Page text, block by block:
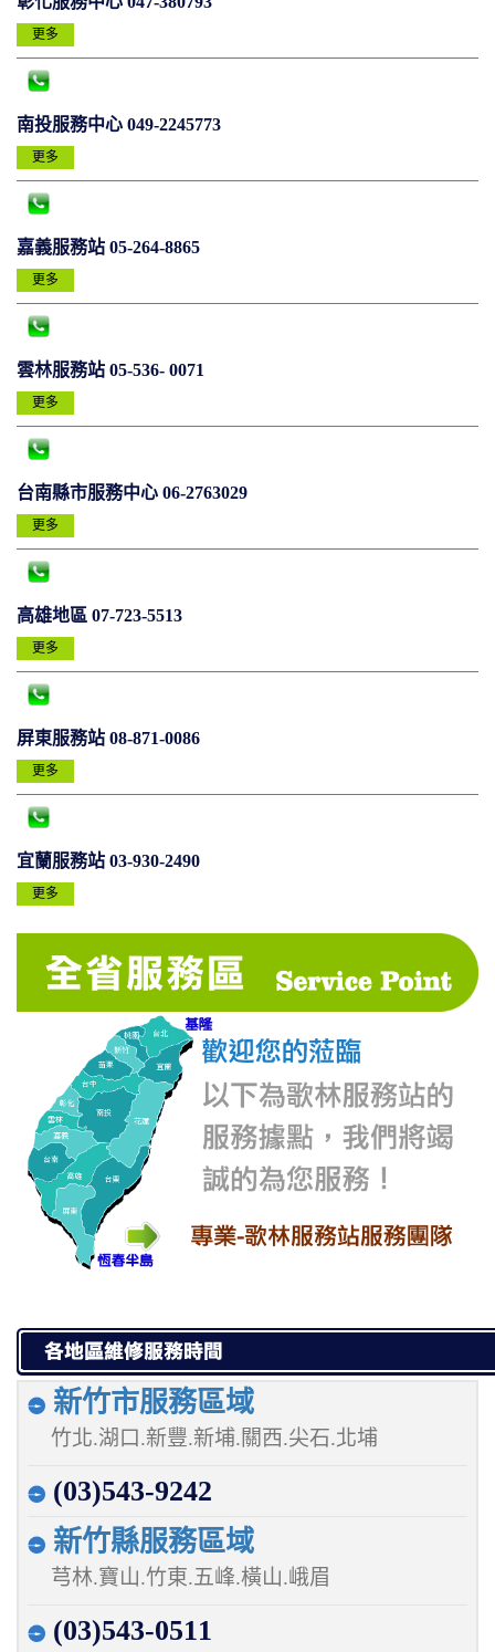
更多
南投服務中心 049-2245773
更多
嘉義服務站 05-264-8865
更多
雲林服務站 05-536- 0071
更多
台南縣市服務中心 06-2763029
更多
高雄地區 07-723-5513
更多
屏東服務站 08-871-0086
更多
宜蘭服務站 03-930-2490
更多
新竹市服務區域
竹北.湖口.新豐.新埔.關西.尖石.北埔
(03)543-9242
新竹縣服務區域
芎林.寶山.竹東.五峰.橫山.峨眉
(03)543-0511